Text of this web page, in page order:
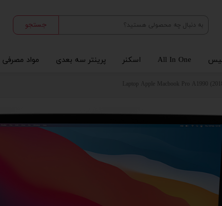
All In One اسکنر پرینتر سه بعدی مواد مصرفی
جستجو